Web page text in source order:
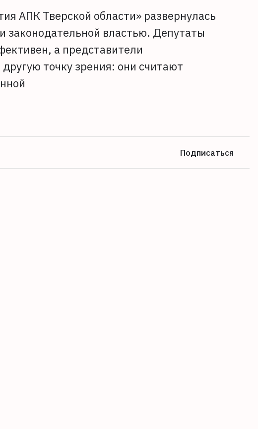
АПК Тверской области» развернулась
законодательной властью. Депутаты
а представители
точку зрения: они считают
Подписаться